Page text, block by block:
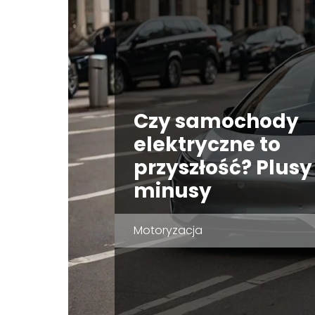
Czy samochody
elektryczne to
przyszłość?
minusy
Motoryzacja